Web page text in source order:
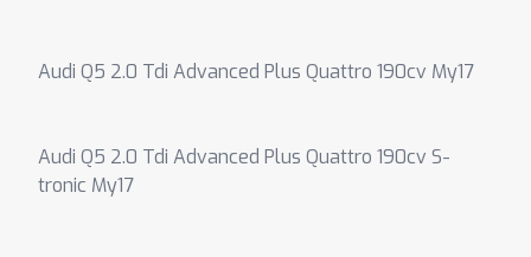
Audi Q5 2.0 Tdi Advanced Plus Quattro 190cv My17
Audi Q5 2.0 Tdi Advanced Plus Quattro 190cv S-
tronic My17